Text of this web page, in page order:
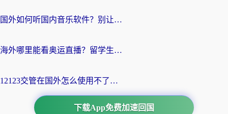
国外如何听国内音乐软件？别让地域限制，断了你的中文歌单
海外哪里能看奥运直播？留学生&海外华人必看的体育赛事观赛终极指南
12123交管在国外怎么使用不了？海外华人必看的无缝访问国内资源指南
下载App免费加速回国